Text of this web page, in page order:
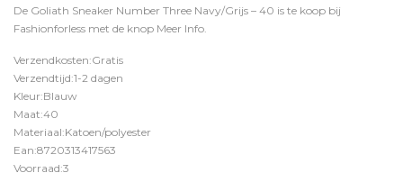
De Goliath Sneaker Number Three Navy/Grijs – 40 is te koop bij
Fashionforless met de knop Meer Info.
Verzendkosten:Gratis
Verzendtijd:1-2 dagen
Kleur:Blauw
Maat:40
Materiaal:Katoen/polyester
Ean:8720313417563
Voorraad:3